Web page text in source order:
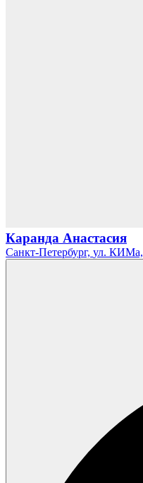
Каранда Анастасия
Санкт-Петербург, ул. КИМа,